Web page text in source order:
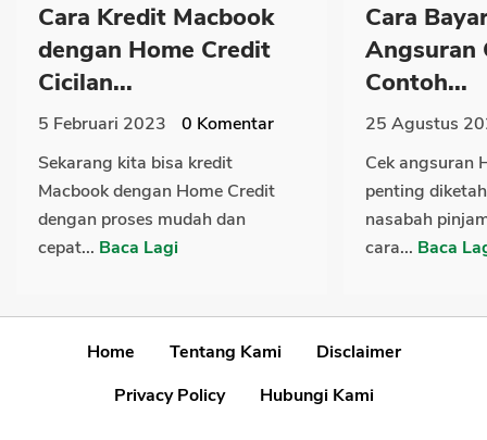
Cara Kredit Macbook
dengan Home Credit
Cicilan...
5 Februari 2023 0 Komentar
Sekarang kita bisa kredit
Macbook dengan Home Credit
dengan proses mudah dan
cepat... Baca Lagi
Cara
Angsuran
Contoh...
25 Agustus
Cek angsuran
penting
nasabah
cara... Baca
Home Tentang Kami
Disclaimer
Privacy Policy
Hubungi Kami